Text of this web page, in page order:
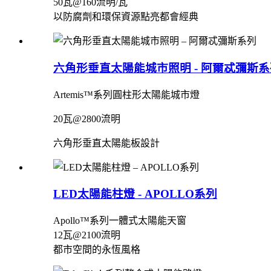
50瓦@160流明/瓦
以防腐劑和環保資源點亮都會經典
六角形垂直太陽能城市照明 - 阿爾忒彌斯
Artemis™系列圓柱形太陽能城市燈
20瓦@2800流明
六角形垂直太陽能板設計
LED太陽能柱燈 - APOLLO系列
Apollo™系列一體式太陽能天窗
12瓦@2100流明
都市空間的永恆風格